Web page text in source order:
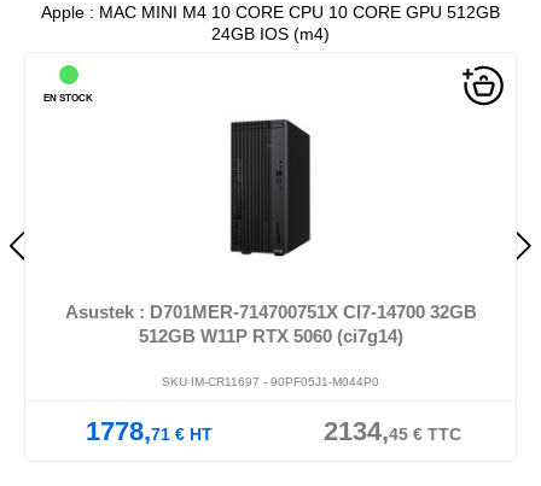
Apple : MAC MINI M4 10 CORE CPU 10 CORE GPU 512GB
24GB IOS (m4)
Asustek : D701MER-714700751X CI7-14700 32GB
512GB W11P RTX 5060 (ci7g14)
SKU IM-CR11697 - 90PF05J1-M044P0
1778,71 € HT 2134,45€TTC
EN STOCK